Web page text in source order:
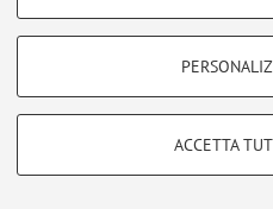
COOKIE TECNICI - NECESSARI
Si tratta di cookie tecnici utilizzati,
ACCETTA